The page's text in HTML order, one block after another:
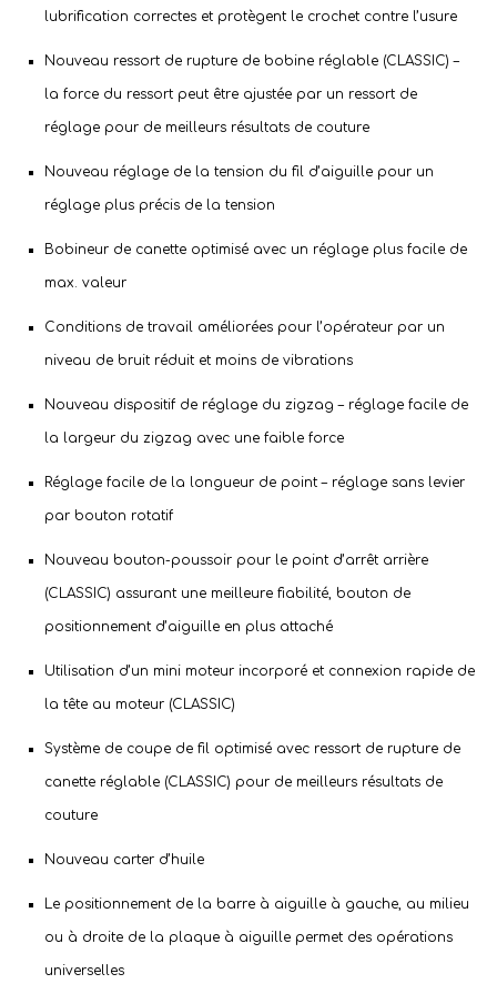
lubrification correctes et protègent le crochet contre l’usure
Nouveau ressort de rupture de bobine réglable (CLASSIC) –
la force du ressort peut être ajustée par un ressort de
réglage pour de meilleurs résultats de couture
Nouveau réglage de la tension du fil d’aiguille pour un
réglage plus précis de la tension
Bobineur de canette optimisé avec un réglage plus facile de
max. valeur
Conditions de travail améliorées pour l’opérateur par un
niveau de bruit réduit et moins de vibrations
Nouveau dispositif de réglage du zigzag – réglage facile de
la largeur du zigzag avec une faible force
Réglage facile de la longueur de point – réglage sans levier
par bouton rotatif
Nouveau bouton-poussoir pour le point d’arrêt arrière
(CLASSIC) assurant une meilleure fiabilité, bouton de
positionnement d’aiguille en plus attaché
Utilisation d’un mini moteur incorporé et connexion rapide de
la tête au moteur (CLASSIC)
Système de coupe de fil optimisé avec ressort de rupture de
canette réglable (CLASSIC) pour de meilleurs résultats de
couture
Nouveau carter d’huile
Le positionnement de la barre à aiguille à gauche, au milieu
ou à droite de la plaque à aiguille permet des opérations
universelles